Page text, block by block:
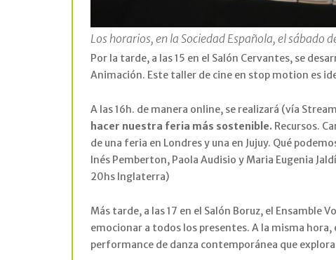
Los horarios, en la Sociedad Española, el sábado
Por la tarde, a las 15 en el Salón Cervantes, se
Animación. Este taller de cine en stop motion es
A las 16h. de manera online, se realizará (vía
hacer nuestra feria más sostenible. Recursos.
de una feria en Londres y una en Jujuy. Qué
Inés Pemberton, Paola Audisio y Maria Eugenia
20hs Inglaterra)
Más tarde, a las 17 en el Salón Boruz, el Ensamble
emocionar a todos los presentes. A la misma
performance de danza contemporánea que